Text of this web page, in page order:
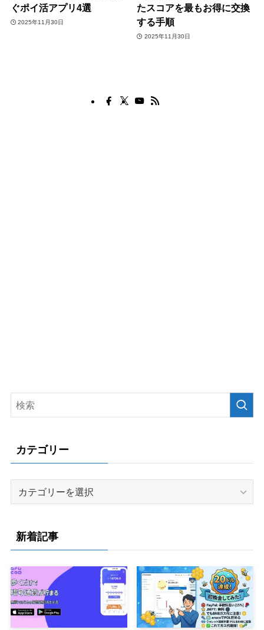
ぐポイ活アプリ4選
2025年11月30日
たスコアを最もお得に交換
する手順
2025年11月30日
カテゴリー
リ
ー
新着記事